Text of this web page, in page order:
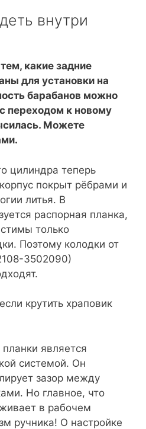
внутри
какие задние
для установки на
барабанов можно
переходом к новому
Можете
цилиндра теперь
покрыт рёбрами и
литья. В
распорная планка,
только
Поэтому колодки от
3502090)
крутить храповик
является
системой. Он
зазор между
Но главное, что
в рабочем
ручника! О настройке